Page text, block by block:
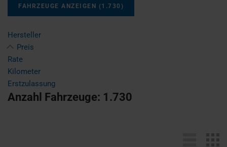
FAHRZEUGE ANZEIGEN (1.730 )
Hersteller
Preis
Rate
Kilometer
Erstzulassung
Anzahl Fahrzeuge: 1.730